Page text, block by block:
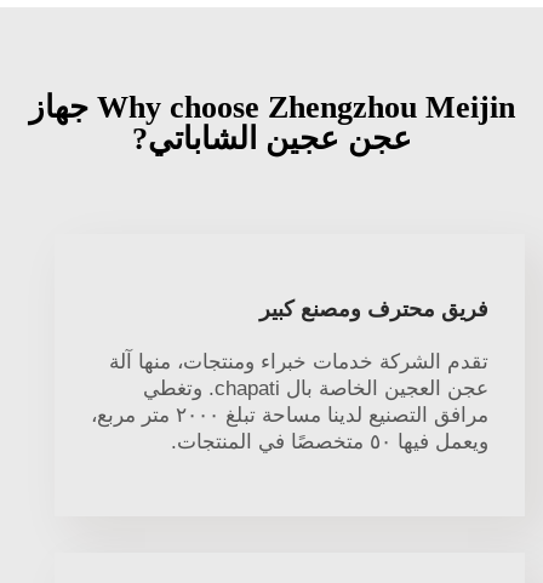
Why choose Zhengzhou Meijin جهاز
عجن عجين الشاباتي?
فريق محترف ومصنع كبير
تقدم الشركة خدمات خبراء ومنتجات، منها آلة
عجن العجين الخاصة بال chapati. وتغطي
مرافق التصنيع لدينا مساحة تبلغ ٢٠٠٠ متر مربع،
ويعمل فيها ٥٠ متخصصًا في المنتجات.